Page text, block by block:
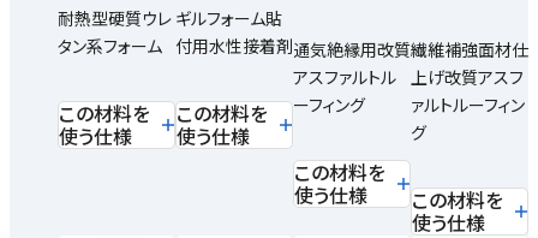
耐熱型硬質ウレ
タン系フォーム
この材料を
使う仕様
ギルフォーム貼
付用水性接着剤
この材料を
使う仕様
通気絶縁用改質
アスファルトル
ーフィング
この材料を
使う仕様
繊維補強面材仕
上げ改質アスフ
ァルトルーフィン
グ
この材料を
使う仕様